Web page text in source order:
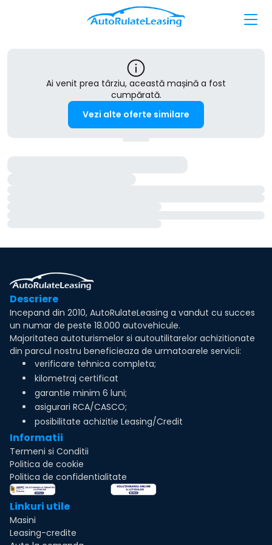
Ai venit prea târziu, această mașină a fost
cumpărată.
Vezi alte oferte similare
Descriere
Incepand din 2010, AutoRulateLeasing a vandut cu succes
un numar de peste 18.000 autovehicule.
Majoritatea autoturismelor si autoutilitarelor achizitionate
din parcul nostru beneficieaza de urmatoarele servicii:
verificare tehnica completa;
kilometraj certificat
garantie minim 6 luni;
asigurari RCA/CASCO;
posibilitate achizitie Leasing/Credit
Informatii
Termeni si Conditii
Politica de cookie
Politica de confidentialitate
Linkuri utile
Masini
Leasing-credite